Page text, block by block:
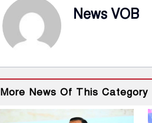
News VOB
More News Of This Category